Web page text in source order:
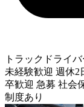
トラックドライバ
未経験歓迎 週休2
卒歓迎 急募 社会
制度あり